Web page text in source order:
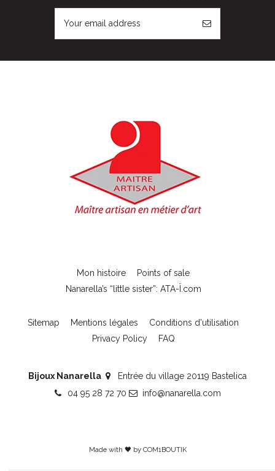
Mon histoire
Points of sale
Nanarella’s “little sister”: ATA-Ï.com
Sitemap Mentions légales
Conditions d'utilisation
Privacy Policy
FAQ
Bijoux Nanarella
Entrée du village 20119 Bastelica
04 95 28 72 70
info@nanarella.com
Made with 🖤 by COM1BOUTIK